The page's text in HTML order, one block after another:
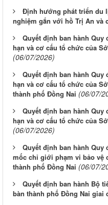
Định hướng phát triển du
nghiệm gắn với hồ Trị An và
Quyết định ban hành
hạn và cơ cấu tổ chức của
(06/07/2026)
Quyết định ban hành
hạn và cơ cấu tổ chức của
thành phố Đồng Nai (06/07/
Quyết định ban hành
hạn và cơ cấu tổ chức của
(06/07/2026)
Quyết định ban hành
mốc chỉ giới phạm vi bảo vệ
thành phố Đồng Nai (06/07/
Quyết định ban hành Bộ
bàn thành phố Đồng Nai giai